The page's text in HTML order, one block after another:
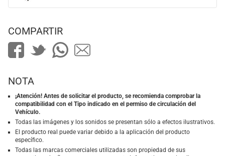
COMPARTIR
NOTA
¡Atención! Antes de solicitar el producto, se recomienda comprobar la
compatibilidad con el Tipo indicado en el permiso de circulación del
Vehículo.
Todas las imágenes y los sonidos se presentan sólo a efectos ilustrativos.
El producto real puede variar debido a la aplicación del producto
específico.
Todas las marcas comerciales utilizadas son propiedad de sus